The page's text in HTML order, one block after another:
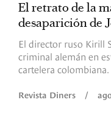
El retrato de la
desaparición de
El director ruso Kirill
criminal alemán en
cartelera colombiana.
Revista Diners /